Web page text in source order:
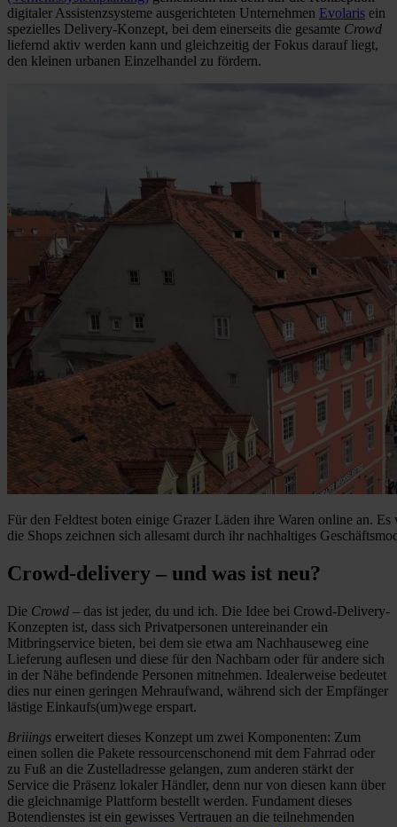
digitaler Assistenzsysteme ausgerichteten Unternehmen Evolaris ein
spezielles Delivery-Konzept, bei dem einerseits die gesamte Crowd
liefernd aktiv werden kann und gleichzeitig der Fokus darauf liegt,
den kleinen urbanen Einzelhandel zu fördern.
Für den Feldtest boten einige Grazer Läden ihre Waren online an.
die Shops zeichnen sich allesamt durch ihr nachhaltiges
Crowd-delivery – und was ist neu?
Die Crowd – das ist jeder, du und ich. Die Idee bei Crowd-Delivery-
Konzepten ist, dass sich Privatpersonen untereinander ein
Mitbringservice bieten, bei dem sie etwa am Nachhauseweg eine
Lieferung auflesen und diese für den Nachbarn oder für andere sich
in der Nähe befindende Personen mitnehmen. Idealerweise bedeutet
dies nur einen geringen Mehraufwand, während sich der Empfänger
lästige Einkaufs(um)wege erspart.
Briiings erweitert dieses Konzept um zwei Komponenten: Zum
einen sollen die Pakete ressourcenschonend mit dem Fahrrad oder
zu Fuß an die Zustelladresse gelangen, zum anderen stärkt der
Service die Präsenz lokaler Händler, denn nur von diesen kann über
die gleichnamige Plattform bestellt werden. Fundament dieses
Botendienstes ist ein gewisses Vertrauen an die teilnehmenden